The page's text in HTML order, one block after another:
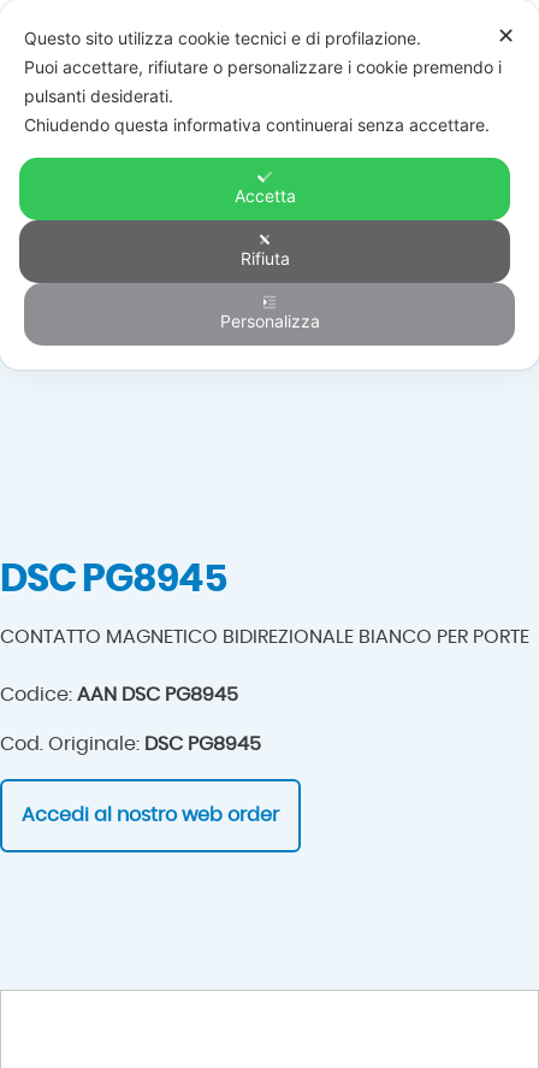
Generico
DSC PG8945
CONTATTO MAGNETICO BIDIREZIONALE BIANCO PER PORTE
Codice: AAN DSC PG8945
Cod. Originale: DSC PG8945
Accedi al nostro web order
✕
Questo sito utilizza cookie tecnici e di profilazione.
Puoi accettare, rifiutare o personalizzare i cookie premendo i
pulsanti desiderati.
Chiudendo questa informativa continuerai senza accettare.
Accetta
Rifiuta
Personalizza